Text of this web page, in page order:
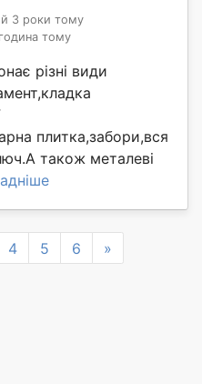
3 роки тому
тому
різні види
плитка,забори,вся
також металеві
4 5 6 »